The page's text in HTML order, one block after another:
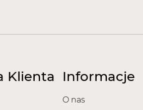
Klienta Informacje
O nas